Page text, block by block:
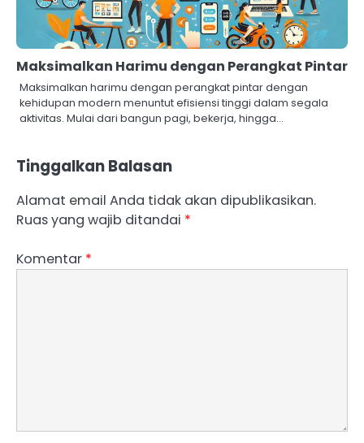
Maksimalkan Harimu dengan Perangkat Pintar
Maksimalkan harimu dengan perangkat pintar dengan
kehidupan modern menuntut efisiensi tinggi dalam segala
aktivitas. Mulai dari bangun pagi, bekerja, hingga…
Tinggalkan Balasan
Alamat email Anda tidak akan dipublikasikan.
Ruas yang wajib ditandai *
Komentar *